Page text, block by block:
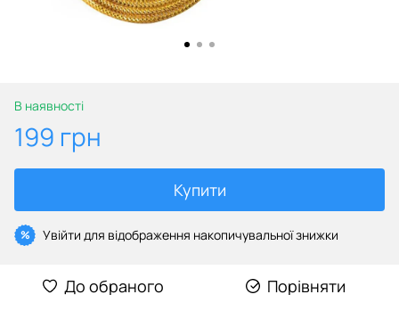
В наявності
199 грн
Купити
% Увійти для відображення накопичувальної знижки
До обраного Порівняти